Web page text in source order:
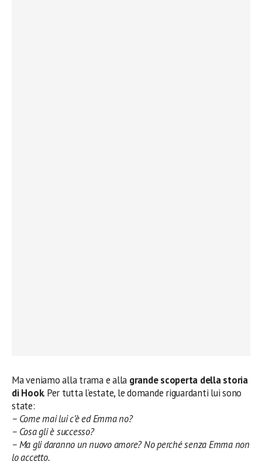
Ma veniamo alla trama e alla grande scoperta della storia
di Hook. Per tutta l’estate, le domande riguardanti lui sono
state:
– Come mai lui c’è ed Emma no?
– Cosa gli è successo?
– Ma gli daranno un nuovo amore? No perché senza Emma non
lo accetto.